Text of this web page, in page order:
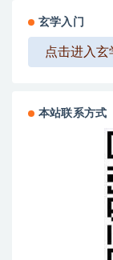
玄学入门
点击进入
本站联系方式